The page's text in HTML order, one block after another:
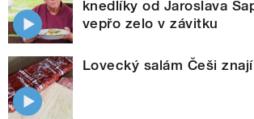
knedlíky od Jaroslava
vepřo zelo v závitku
Lovecký salám Češi